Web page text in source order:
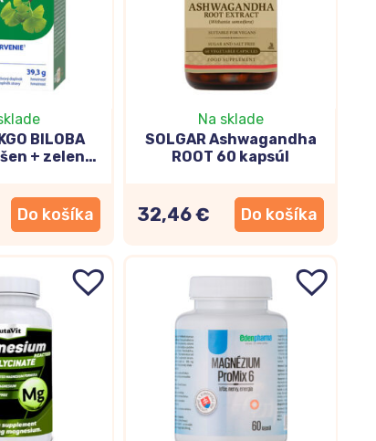
škodlivými voľnými radikálmi. Okrem toho
štúdie naznačujú, že vitamín E môže
nervového systému. Jeho
signály medzi mozgovými bunkami.
pamäti a zlepšeniu koncentrácie. Okrem
či svalovým kŕčom.
BILOBA
+ zelený
Do košíka
Na sklade
SOLGAR Ashwagandha
ROOT 60 kapsúl
32,46 € Do košíka